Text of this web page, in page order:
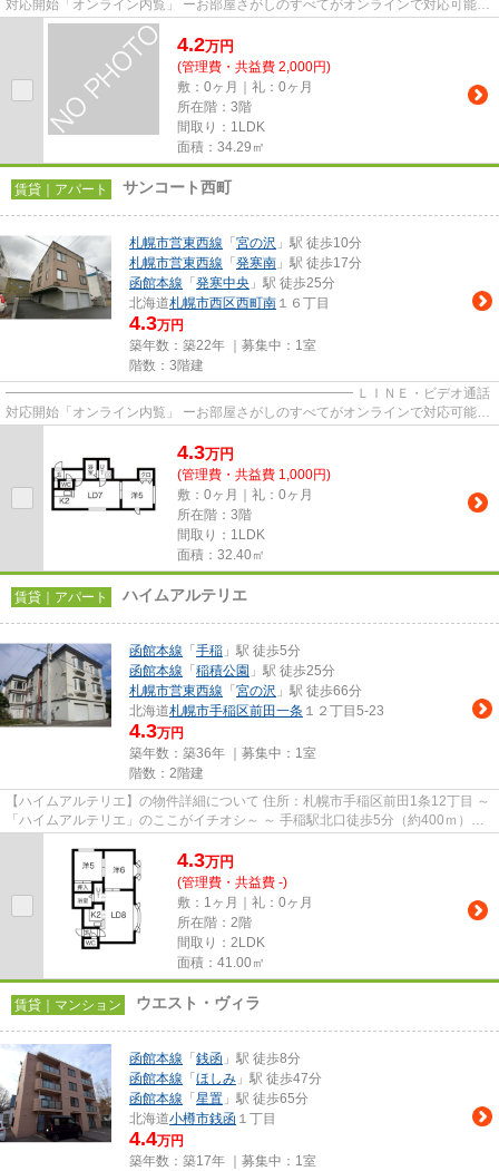
対応開始「オンライン内覧」 ーお部屋さがしのすべてがオンラインで対応可能ー
━━━━━━━━━━━━━━━━━━━━━━━━━━ スマートフォンだけで
4.2万円
(管理費・共益費 2,000円)
敷：0ヶ月｜礼：0ヶ月
所在階：3階
間取り：1LDK
面積：34.29㎡
賃貸｜アパート サンコート西町
札幌市営東西線 「 宮の沢 」駅 徒歩10分
札幌市営東西線 「 発寒南 」駅 徒歩17分
函館本線 「 発寒中央 」駅 徒歩25分
北海道札幌市西区西町南 １６丁目
4.3万円
築年数：築22年 ｜募集中： 1室
階数：3階建
━━━━━━━━━━━━━━━━━━━━━━━━━━ ＬＩＮＥ・ビデオ通話
対応開始「オンライン内覧」 ーお部屋さがしのすべてがオンラインで対応可能ー
4.3万円
(管理費・共益費 1,000円)
敷：0ヶ月｜礼：0ヶ月
所在階：3階
間取り：1LDK
面積：32.40㎡
賃貸｜アパート ハイムアルテリエ
函館本線 「 手稲 」駅 徒歩5分
函館本線 「 稲積公園 」駅 徒歩25分
札幌市営東西線 「 宮の沢 」駅 徒歩66分
北海道札幌市手稲区前田一条 １２丁目5-23
4.3万円
築年数：築36年 ｜募集中： 1室
階数：2階建
【ハイムアルテリエ】の物件詳細について 住所：札幌市手稲区前田1条12丁目 ～
「ハイムアルテリエ」のここがイチオシ～ ～ 手稲駅北口徒歩5分（約400ｍ）で
4.3万円
(管理費・共益費 -)
敷：1ヶ月｜礼：0ヶ月
所在階：2階
間取り：2LDK
面積：41.00㎡
賃貸｜マンション ウエスト・ヴィラ
函館本線 「 銭函 」駅 徒歩8分
函館本線 「 ほしみ 」駅 徒歩47分
函館本線 「 星置 」駅 徒歩65分
北海道小樽市銭函 １丁目
4.4万円
築年数：築17年 ｜募集中： 1室